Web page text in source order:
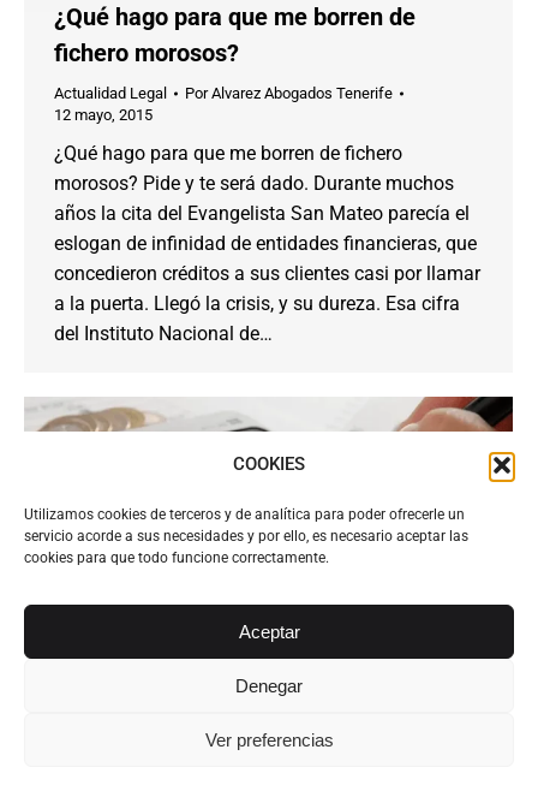
COOKIES
Utilizamos cookies de terceros y de analítica para poder ofrecerle un
servicio acorde a sus necesidades y por ello, es necesario aceptar las
cookies para que todo funcione correctamente.
Aceptar
Denegar
Ver preferencias
¿Qué hago para que me borren de
fichero morosos?
Actualidad Legal PorAlvarez Abogados Tenerife
12 mayo, 2015
¿Qué hago para que me borren de fichero
morosos? Pide y te será dado. Durante muchos
años la cita del Evangelista San Mateo parecía el
eslogan de infinidad de entidades financieras, que
concedieron créditos a sus clientes casi por llamar
a la puerta. Llegó la crisis, y su dureza. Esa cifra
del Instituto Nacional de…
Obstáculos legales para empezar sin